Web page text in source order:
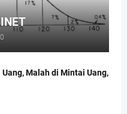
Malah di Mintai Uang,